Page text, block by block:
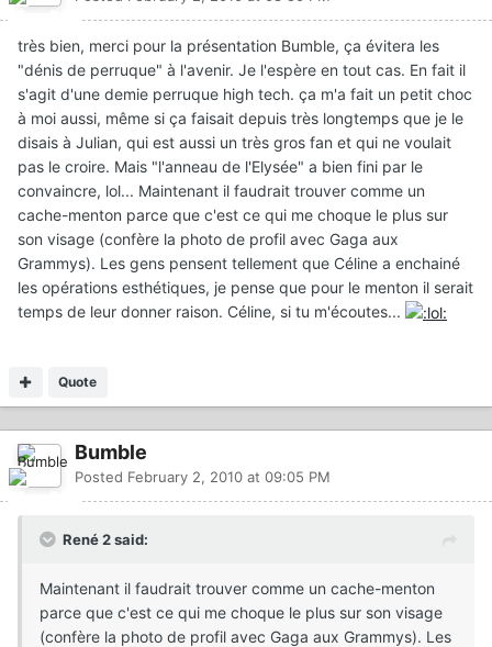
très bien, merci pour la présentation Bumble, ça évitera les
"dénis de perruque" à l'avenir. Je l'espère en tout cas. En fait il
s'agit d'une demie perruque high tech. ça m'a fait un petit choc
à moi aussi, même si ça faisait depuis très longtemps que je le
disais à Julian, qui est aussi un très gros fan et qui ne voulait
pas le croire. Mais "l'anneau de l'Elysée" a bien fini par le
convaincre, lol... Maintenant il faudrait trouver comme un
cache-menton parce que c'est ce qui me choque le plus sur
son visage (confère la photo de profil avec Gaga aux
Grammys). Les gens pensent tellement que Céline a enchainé
les opérations esthétiques, je pense que pour le menton il serait
temps de leur donner raison. Céline, si tu m'écoutes...
Quote
Bumble
Posted February 2, 2010 at 09:05 PM
René 2 said:
Maintenant il faudrait trouver comme un cache-menton
parce que c'est ce qui me choque le plus sur son visage
(confère la photo de profil avec Gaga aux Grammys). Les